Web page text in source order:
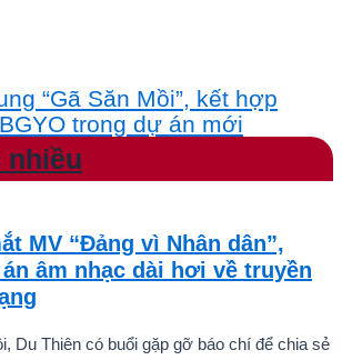
“Gã Săn Mồi”, kết hợp
trong dự án mới
nhiều
MV “Đảng vì Nhân dân”,
âm nhạc dài hơi về truyền
Du Thiên có buổi gặp gỡ báo chí để chia sẻ